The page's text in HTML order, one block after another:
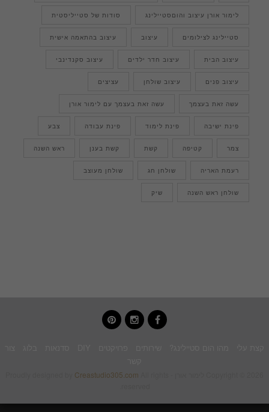
לימור אורן עיצוב והוםסטיילינג סודות של סטייליסטית
סטיילינג לצילומים עיצוב עיצוב בהתאמה אישית
עיצוב הבית עיצוב חדר ילדים עיצוב סקנדינבי
עיצוב פנים עיצוב שולחן עציצים
עשה זאת בעצמך עשה זאת בעצמך עם לימור אורן
פינת ישיבה פינת לימוד פינת עבודה צבע
צמר קטיפה קשת קשת בענן ראש השנה
רעמת האריה שולחן חג שולחן מעוצב
שולחן ראש השנה שיק
facebook
instagram
pinterest
Creastudio305.com